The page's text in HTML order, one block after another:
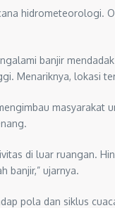
hidrometeorologi.
banjir
Menariknya, lokasi
di luar ruangan.
banjir,” ujarnya.
pola dan siklus